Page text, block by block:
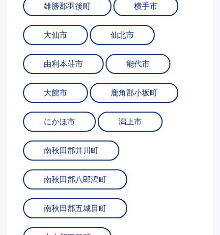
雄勝郡羽後町 横手市
大仙市 仙北市
由利本荘市 能代市
大館市 鹿角郡小坂町
にかほ市 潟上市
南秋田郡井川町
南秋田郡八郎潟町
南秋田郡五城目町